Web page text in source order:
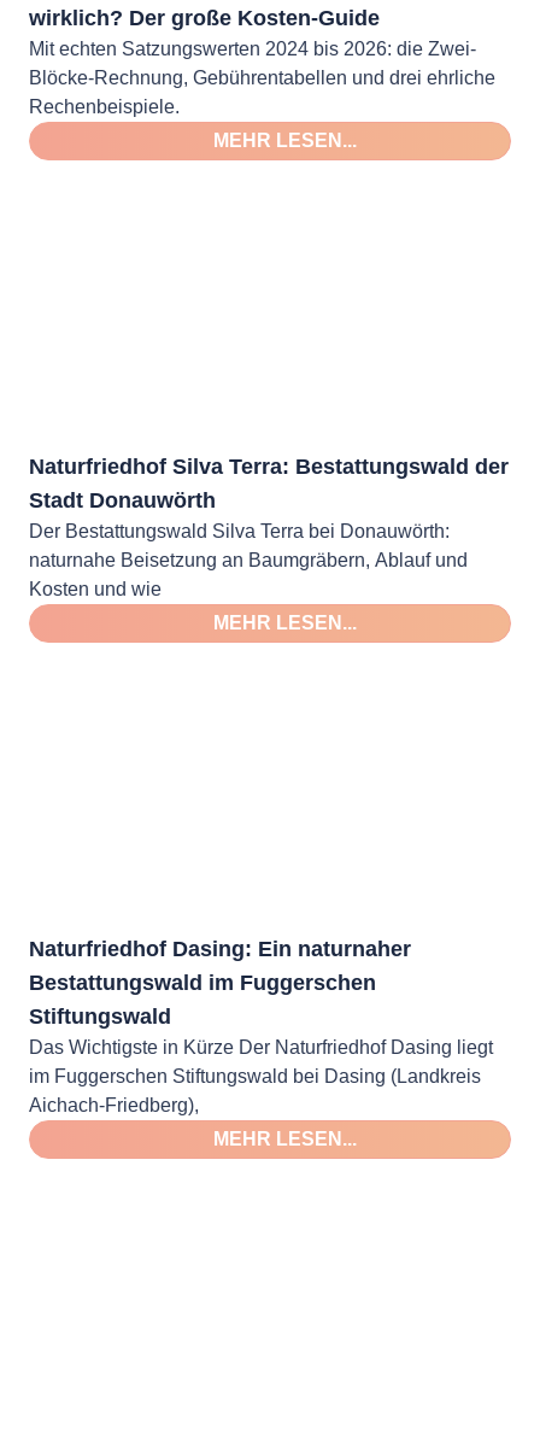
wirklich? Der große Kosten-Guide
Mit echten Satzungswerten 2024 bis 2026: die Zwei-
Blöcke-Rechnung, Gebührentabellen und drei ehrliche
Rechenbeispiele.
MEHR LESEN...
Naturfriedhof Silva Terra: Bestattungswald der
Stadt Donauwörth
Der Bestattungswald Silva Terra bei Donauwörth:
naturnahe Beisetzung an Baumgräbern, Ablauf und
Kosten und wie
MEHR LESEN...
Naturfriedhof Dasing: Ein naturnaher
Bestattungswald im Fuggerschen
Stiftungswald
Das Wichtigste in Kürze Der Naturfriedhof Dasing liegt
im Fuggerschen Stiftungswald bei Dasing (Landkreis
Aichach-Friedberg),
MEHR LESEN...